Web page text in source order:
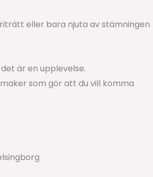
eller bara njuta av stämningen
är en upplevelse.
som gör att du vill komma